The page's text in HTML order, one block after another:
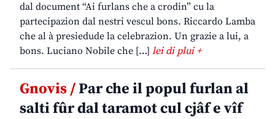
dal document “Ai furlans che a crodin” cu la
partecipazion dal nestri vescul bons. Riccardo Lamba
che al à presiedude la celebrazion. Un grazie a lui, a
bons. Luciano Nobile che […] lei di plui +
Gnovis /Par che il popul furlan al
salti fûr dal taramot cul cjâf e vîf